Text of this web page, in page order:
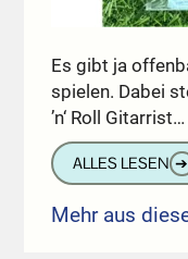
Es gibt ja
spielen. Dabei
’n‘ Roll Gitarrist…
ALLES LESEN ➔
Mehr aus